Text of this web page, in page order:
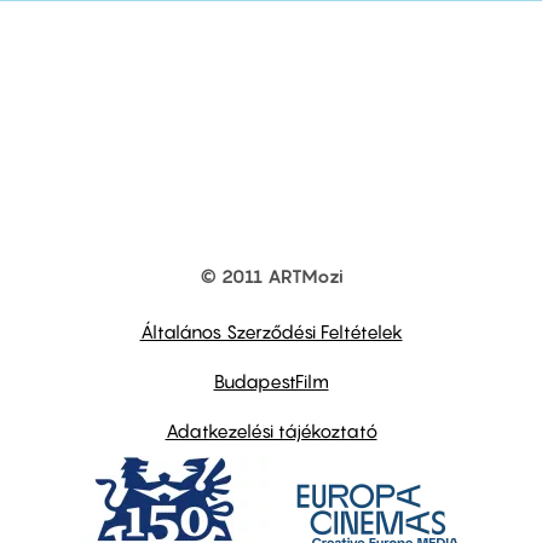
© 2011 ARTMozi
Általános Szerződési Feltételek
BudapestFilm
Adatkezelési tájékoztató